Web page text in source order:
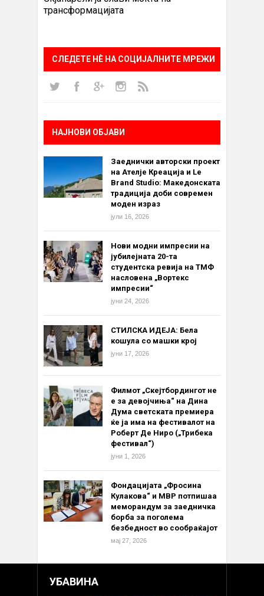
трансформацијата
СЛЕДЕТЕ НÈ НА СОЦИЈАЛНИТЕ МРЕЖИ
НАЈНОВИ ОБЈАВИ
Заеднички авторски проект
на Ателје Креација и Le
Brand Studio: Македонската
традиција доби современ
моден израз
јули 16, 2026
Нови модни импресии на
јубилејната 20-та
студентска ревија на ТМФ
насловена „Вортекс
импресии“
јуни 24, 2026
СТИЛСКА ИДЕЈА: Бела
кошула со машки крој
јуни 17, 2026
Филмот „Скејтбордингот не
е за девојчиња“ на Дина
Дума светската премиера
ќе ја има на фестивалот на
Роберт Де Ниро („Трибека
фестивал“)
јуни 1, 2026
Фондацијата „Фросина
Кулакова“ и МВР потпишаа
меморандум за заедничка
борба за поголема
безбедност во сообраќајот
мај 27, 2026
УБАВИНА